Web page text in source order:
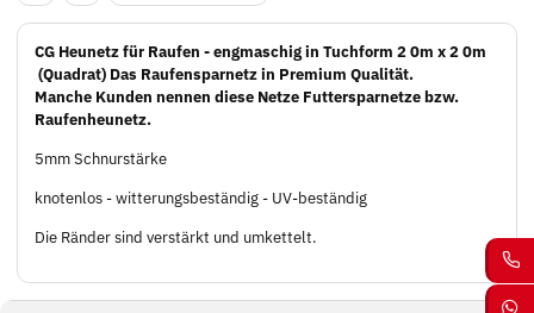
CG Heunetz für Raufen - engmaschig in Tuchform 2 0m x 2 0m
(Quadrat) Das Raufensparnetz in Premium Qualität.
Manche Kunden nennen diese Netze Futtersparnetze bzw.
Raufenheunetz.
5mm Schnurstärke
knotenlos - witterungsbeständig - UV-beständig
Die Ränder sind verstärkt und umkettelt.